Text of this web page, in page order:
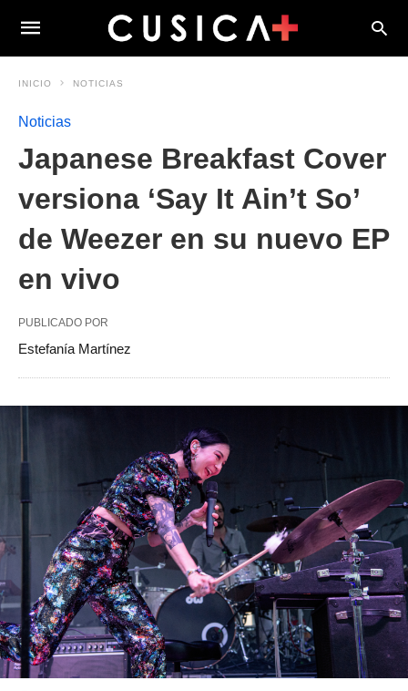
INICIO NOTICIAS
Noticias
Japanese Breakfast Cover
versiona ‘Say It Ain’t So’
de Weezer en su nuevo EP
en vivo
PUBLICADO POR
Estefanía Martínez